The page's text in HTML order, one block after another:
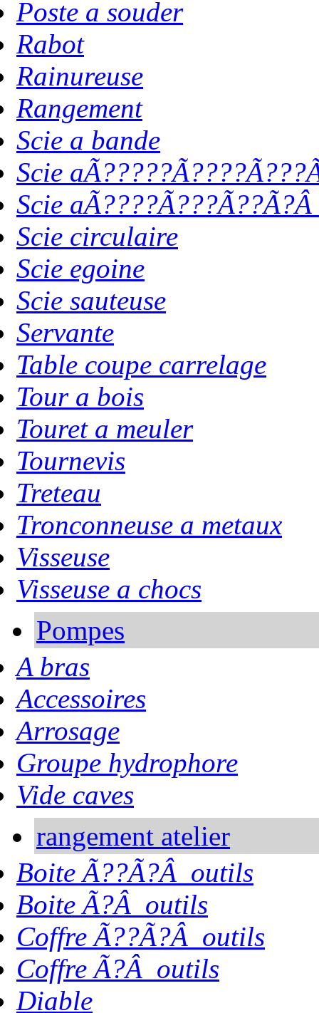
Poste a souder
Rabot
Rainureuse
Rangement
Scie a bande
Scie
Scie
Scie circulaire
Scie egoine
Scie sauteuse
Servante
Table coupe carrelage
Tour a bois
Touret a meuler
Tournevis
Treteau
Tronconneuse a metaux
Visseuse
Visseuse a chocs
Pompes
A bras
Accessoires
Arrosage
Groupe hydrophore
Vide caves
rangement atelier
Boite Ã??Ã?Â outils
Boite Ã?Â outils
Coffre Ã??Ã?Â outils
Coffre Ã?Â outils
Diable